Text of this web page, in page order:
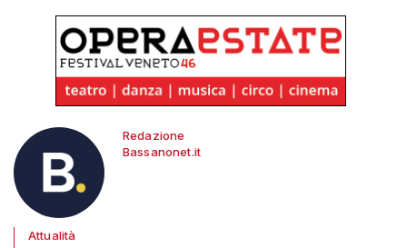
Redazione
Bassanonet.it
Attualità